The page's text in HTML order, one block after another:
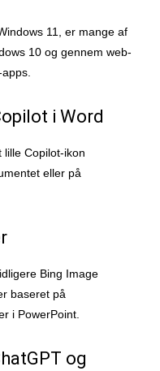
11, er mange af
10 og gennem web-
i Word
lille Copilot-ikon
eller på
Bing Image
baseret på
i PowerPoint.
og